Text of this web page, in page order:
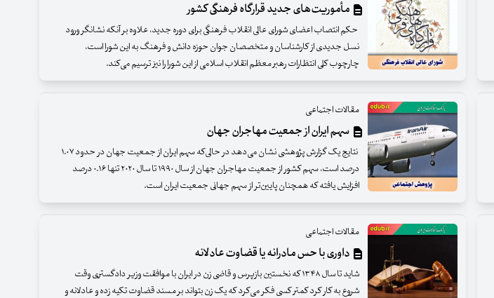
مأموریت‌های جدید قرارگاه فرهنگی کشور
حکم انتصاب اعضای شورای عالی انقلاب فرهنگی برای دوره جدید، علاوه بر آنکه نشانگر ورود
نسل جدیدی از کارشناسان و متخصصان جوان حوزه دانش و فرهنگ به این شورا است،
چارچوب کلی انتظارات رهبر معظم انقلاب اسلامی از این شورا را نیز ترسیم می‌کند.
مقالات اجتماعی
سهم ایران از جمعیت مهاجران جهان
نتایج یک گزارش پژوهشی نشان می‌دهد در حالی‌که سهم ایران از جمعیت جهان در حدود ۱.۰۷
درصد است، سهم کشور از جمعیت مهاجران جهان از سال ۱۹۹۰ تا سال ۲۰۲۰ تنها ۰.۱۶ درصد
افزایش یافته که همچنان پایین‌تر از سهم جهانی جمعیت ایران است.
مقالات اجتماعی
داوری با حس مادرانه یا قضاوت عادلانه
شاید تا سال ۱۳۴۸ که نخستین بازپرس و قاضی زن در ایران با موافقت وزیر دادگستری وقت
شروع به‌ کار کرد کمتر کسی فکر می‌کرد که یک زن بتواند بر مسند قضاوت تکیه زده و عادلانه و